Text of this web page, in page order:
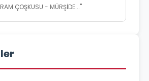
ÇOŞKUSU - MÜRŞİDE..."